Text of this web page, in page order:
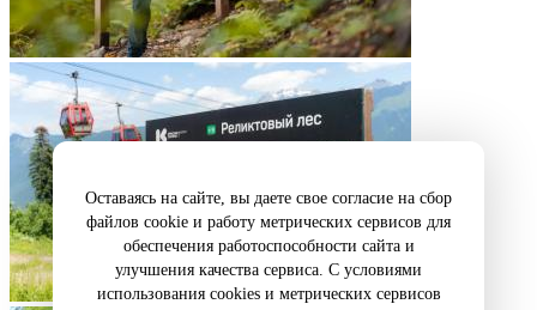
Оставаясь на сайте, вы даете свое согласие на сбор
файлов cookie и работу метрических сервисов для
обеспечения работоспособности сайта и
улучшения качества сервиса. С условиями
использования cookies и метрических сервисов